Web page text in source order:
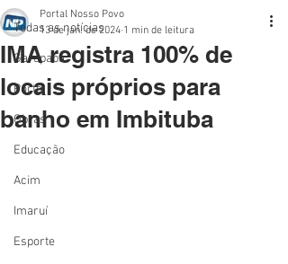
Todas as notícias
Garopaba
Porto
Obras
Educação
Acim
Imaruí
Esporte
IMA registra 100% de
locais próprios para
banho em Imbituba
Portal Nosso Povo
13 de jan. de 2024 1 min de leitura